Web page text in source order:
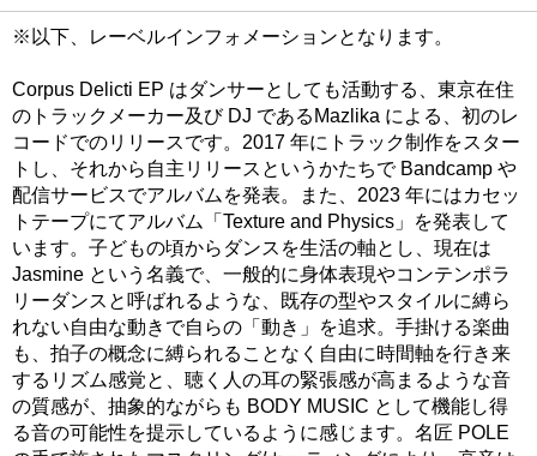
※以下、レーベルインフォメーションとなります。
Corpus Delicti EP はダンサーとしても活動する、東京在住
のトラックメーカー及び DJ であるMazlika による、初のレ
コードでのリリースです。2017 年にトラック制作をスター
トし、それから自主リリースというかたちで Bandcamp や
配信サービスでアルバムを発表。また、2023 年にはカセッ
トテープにてアルバム「Texture and Physics」を発表して
います。子どもの頃からダンスを生活の軸とし、現在は
Jasmine という名義で、一般的に身体表現やコンテンポラ
リーダンスと呼ばれるような、既存の型やスタイルに縛ら
れない自由な動きで自らの「動き」を追求。手掛ける楽曲
も、拍子の概念に縛られることなく自由に時間軸を行き来
するリズム感覚と、聴く人の耳の緊張感が高まるような音
の質感が、抽象的ながらも BODY MUSIC として機能し得
る音の可能性を提示しているように感じます。名匠 POLE